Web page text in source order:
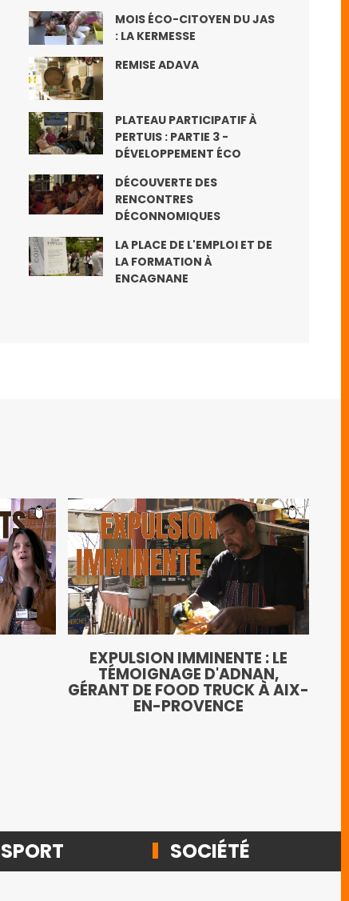
MOIS ÉCO-CITOYEN DU JAS
: LA KERMESSE
REMISE ADAVA
PLATEAU PARTICIPATIF À
PERTUIS : PARTIE 3 -
DÉVELOPPEMENT ÉCO
DÉCOUVERTE DES
RENCONTRES
DÉCONNOMIQUES
LA PLACE DE L'EMPLOI ET DE
LA FORMATION À
ENCAGNANE
EXPULSION IMMINENTE : LE
TÉMOIGNAGE D'ADNAN,
GÉRANT DE FOOD TRUCK À AIX-
EN-PROVENCE
SPORT SOCIÉTÉ